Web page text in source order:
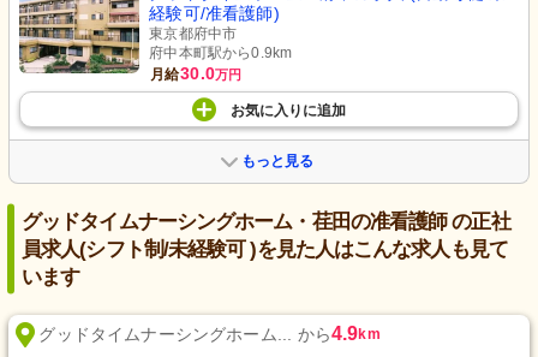
経験可/准看護師)
東京都府中市
府中本町駅から0.9km
月給30.0万円
お気に入り に追加
もっと見る
グッドタイムナーシングホーム・荏田の准看護師 の正社
員求人(シフト制/未経験可 )を見た人はこんな求人も見て
います
グッドタイムナーシングホーム... から4.9km